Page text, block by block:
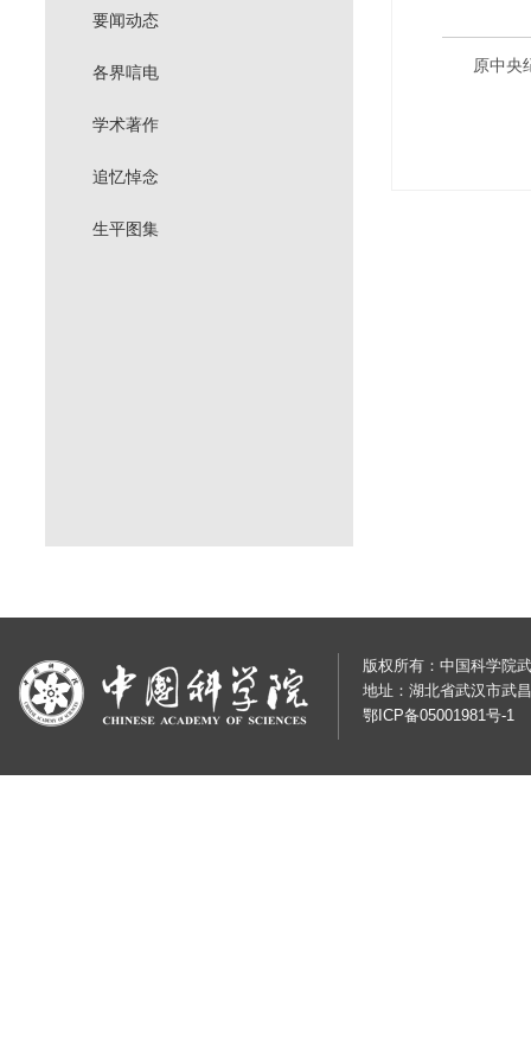
要闻动态
各界唁电
学术著作
追忆悼念
生平图集
原中央纪
版权所有：中国科学院
地址：湖北省武汉市武
鄂ICP备05001981号-1